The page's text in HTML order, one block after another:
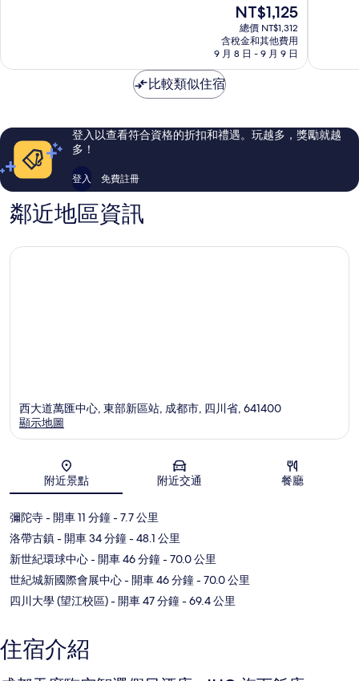
店）
評
現
在
價
格
為
NT$1,125
總價 NT$1,312
含稅金和其他費用
9 月 8 日 - 9 月 9 日
棒
評
論
比較類似住宿
登入以查看符合資格的折扣和禮遇。玩越多，獎勵就越
多！
登入 免費註冊
鄰近地區資訊
地圖
西大道萬匯中心, 東部新區站, 成都市, 四川省, 641400
顯示地圖
附近景點 附近交通 餐廳
彌陀寺- 開車 11 分鐘- 7.7 公里
洛帶古鎮- 開車 34 分鐘- 48.1 公里
新世紀環球中心- 開車 46 分鐘- 70.0 公里
世紀城新國際會展中心- 開車 46 分鐘- 70.0 公里
四川大學 (望江校區)- 開車 47 分鐘- 69.4 公里
住宿介紹